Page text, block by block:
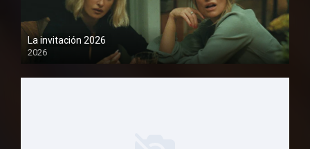
La invitación 2026
2026
1080P